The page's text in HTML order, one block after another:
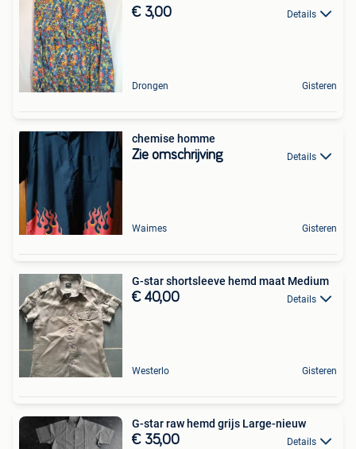
€ 3,00 Details
Drongen Gisteren
chemise homme
Zie omschrijving Details
Waimes Gisteren
G-star shortsleeve hemd maat Medium
€ 40,00 Details
Westerlo Gisteren
G-star raw hemd grijs Large-nieuw
€ 35,00 Details